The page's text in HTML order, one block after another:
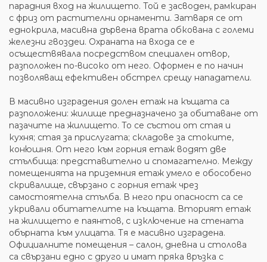
парадния вход на жилището. Той е засводен, рамкиран
с фриз от растителни орнаменти. Затваря се от
еднокрила, масивна дървена врата обкована с големи
железни гвоздеи. Охраната на входа се е
осъществявала посредством специален отвор,
разположен по-високо от него. Оформен е по начин
позволяващ ефективен обстрел срещу нападатели.
В масивно изградения долен етаж на къщата са
разположени: жилище предназначено за обитаване от
пазачите на жилището. То се състои от стая и
кухня; стая за прислугата; складове за стоките,
конюшня. От него към горния етаж водят две
стълбища: представително и спомагателно. Между
помещенията на приземния етаж умело е обособено
скривалище, свързано с горния етаж чрез
самостоятелна стълба. В него при опасност са се
укривали обитателите на къщата. Вторият етаж
на жилището е паянтов, с изключение на стената
обърната към улицата. Тя е масивно изградена.
Официалните помещения – салон, дневна и столова
са свързани едно с друго и имат пряка връзка с